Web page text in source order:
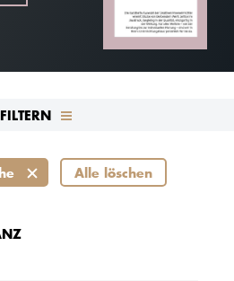
FILTERN
Alle löschen